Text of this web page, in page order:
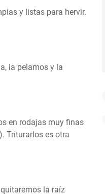
y listas para hervir.
la pelamos y la
en rodajas muy finas
Triturarlos es otra
la raíz